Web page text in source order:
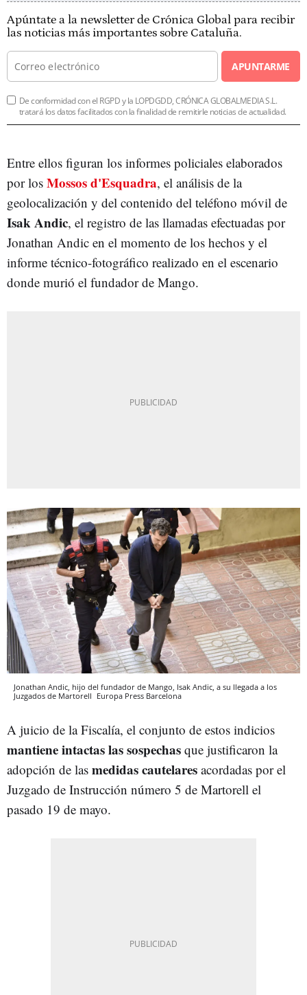
Apúntate a la newsletter de Crónica Global para recibir
las noticias más importantes sobre Cataluña.
APUNTARME
De conformidad con el RGPD y la LOPDGDD, CRÓNICA GLOBALMEDIA S.L.
tratará los datos facilitados con la finalidad de remitirle noticias de actualidad.
Entre ellos figuran los informes policiales elaborados
por los Mossos d'Esquadra, el análisis de la
geolocalización y del contenido del teléfono móvil de
Isak Andic, el registro de las llamadas efectuadas por
Jonathan Andic en el momento de los hechos y el
informe técnico-fotográfico realizado en el escenario
donde murió el fundador de Mango.
Jonathan Andic, hijo del fundador de Mango, Isak Andic, a su llegada a los
Juzgados de Martorell Europa Press Barcelona
A juicio de la Fiscalía, el conjunto de estos indicios
mantiene intactas las sospechas que justificaron la
adopción de las medidas cautelares acordadas por el
Juzgado de Instrucción número 5 de Martorell el
pasado 19 de mayo.